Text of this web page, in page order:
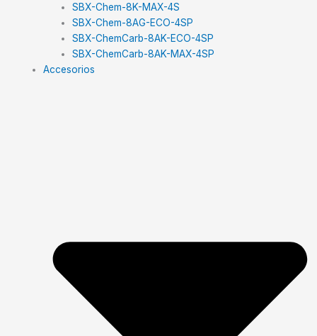
SBX-Chem-8K-MAX-4S
SBX-Chem-8AG-ECO-4SP
SBX-ChemCarb-8AK-ECO-4SP
SBX-ChemCarb-8AK-MAX-4SP
Accesorios